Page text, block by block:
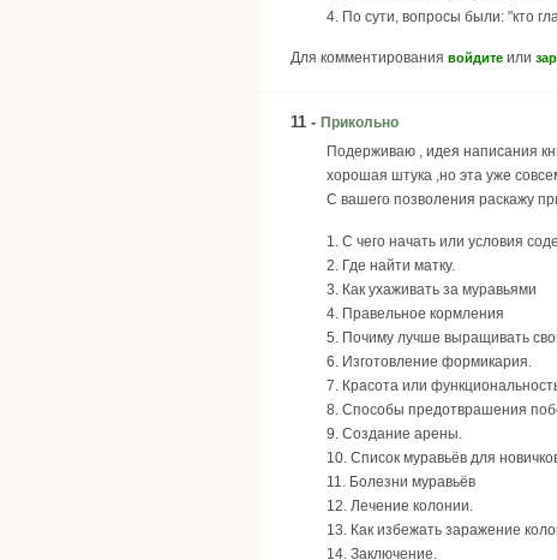
4. По сути, вопросы были: "кто
Для комментирования войдите или
11 - Прикольно
Подерживаю , идея написания
хорошая штука ,но эта уже
С вашего позволения раскажу
1. С чего начать или условия
2. Где найти матку.
3. Как ухаживать за муравьями
4. Правельное кормления
5. Почиму лучше выращивать
6. Изготовление формикария.
7. Красота или
8. Способы предотврашения
9. Создание арены.
10. Список муравьёв для
11. Болезни муравьёв
12. Лечение колонии.
13. Как избежать заражение
14. Заключение.